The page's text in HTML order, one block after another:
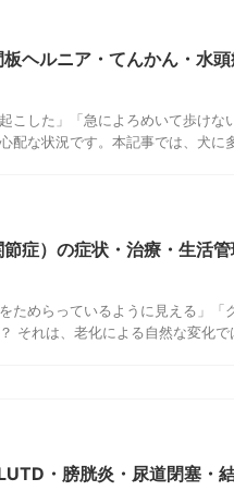
ヘルニア・てんかん・水
こした」「急によろめいて歩け
配な状況です。本記事では、犬に
症）の症状・治療・生活
ためらっているように見える」
それは、老化による自然な変化
・膀胱炎・尿道閉塞・